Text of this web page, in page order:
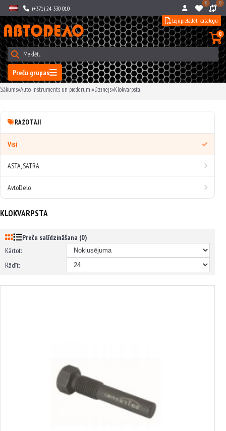
(+371) 24 330 010
0 0
Preču grupas
0
Lejupielādēt katalogu
Sākums»Auto instruments un piederumi»Dzinejs»Klokvarpsta
RAŽOTĀJI
Visi
ASTA, SATRA
AvtoDelo
KLOKVARPSTA
Preču salīdzināšana (0)
Kārtot:
Rādīt: